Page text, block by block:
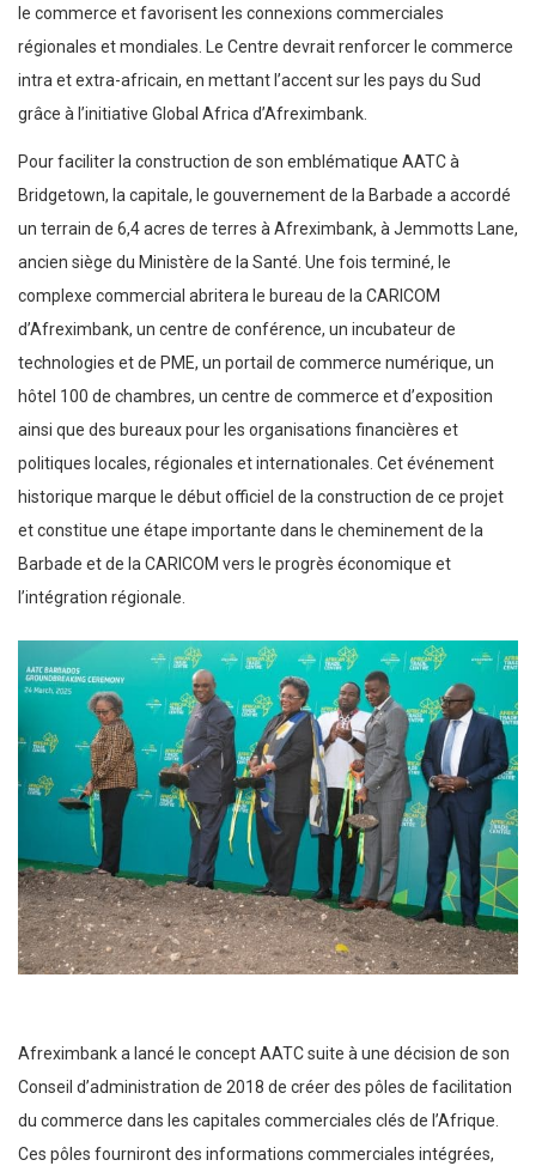
le commerce et favorisent les connexions commerciales
régionales et mondiales. Le Centre devrait renforcer le commerce
intra et extra-africain, en mettant l’accent sur les pays du Sud
grâce à l’initiative Global Africa d’Afreximbank.
Pour faciliter la construction de son emblématique AATC à
Bridgetown, la capitale, le gouvernement de la Barbade a accordé
un terrain de 6,4 acres de terres à Afreximbank, à Jemmotts Lane,
ancien siège du Ministère de la Santé. Une fois terminé, le
complexe commercial abritera le bureau de la CARICOM
d’Afreximbank, un centre de conférence, un incubateur de
technologies et de PME, un portail de commerce numérique, un
hôtel 100 de chambres, un centre de commerce et d’exposition
ainsi que des bureaux pour les organisations financières et
politiques locales, régionales et internationales. Cet événement
historique marque le début officiel de la construction de ce projet
et constitue une étape importante dans le cheminement de la
Barbade et de la CARICOM vers le progrès économique et
l’intégration régionale.
Afreximbank a lancé le concept AATC suite à une décision de son
Conseil d’administration de 2018 de créer des pôles de facilitation
du commerce dans les capitales commerciales clés de l’Afrique.
Ces pôles fourniront des informations commerciales intégrées,